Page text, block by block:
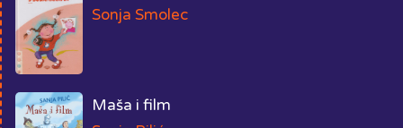
Sonja Smolec
Maša i film